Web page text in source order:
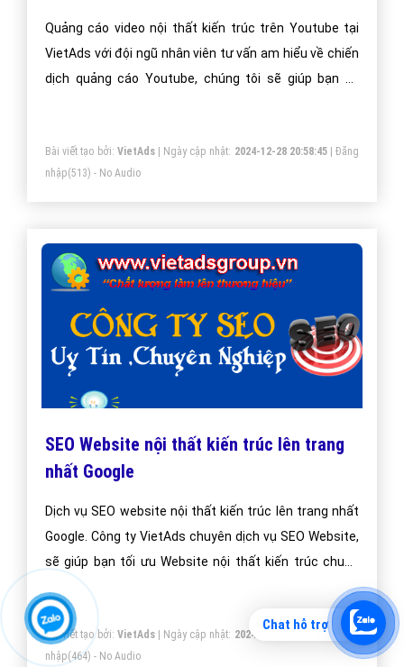
Quảng cáo video nội thất kiến trúc trên Youtube tại
VietAds với đội ngũ nhân viên tư vấn am hiểu về chiến
dịch quảng cáo Youtube, chúng tôi sẽ giúp bạn và
Bài viết tạo bởi: VietAds| Ngày cập nhật: 2024-12-28 20:58:45|Đăng
nhập(513) - No Audio
SEO Website nội thất kiến trúc lên trang
nhất Google
Dịch vụ SEO website nội thất kiến trúc lên trang nhất
Google. Công ty VietAds chuyên dịch vụ SEO Website,
sẽ giúp bạn tối ưu Website nội thất kiến trúc chuẩn
SEO, đưa website của bạn lên trang nhất Google theo
từ khóa hiệu quả.
Bài viết tạo bởi: VietAds| Ngày cập nhật: 2024-12-29 21:39:20| Đăng
nhập(464) - No Audio
Chat hỗ trợ